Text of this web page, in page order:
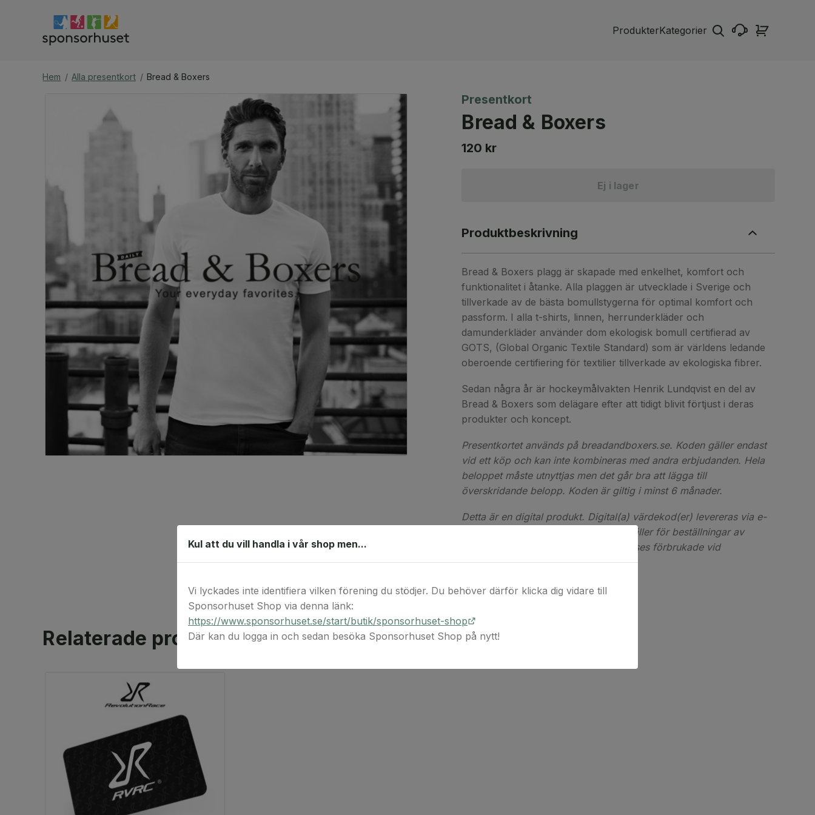
ProdukterKategorier
Hem / Alla presentkort / Bread & Boxers
Presentkort
Bread & Boxers
120 kr
Ej i lager
Produktbeskrivning
Bread & Boxers plagg är skapade med enkelhet, komfort och
funktionalitet i åtanke. Alla plaggen är utvecklade i Sverige och
tillverkade av de bästa bomullstygerna för optimal komfort och
passform. I alla t-shirts, linnen, herrunderkläder och
damunderkläder använder dom ekologisk bomull certifierad av
GOTS, (Global Organic Textile Standard) som är världens ledande
oberoende certifiering för textilier tillverkade av ekologiska fibrer.
Sedan några år är hockeymålvakten Henrik Lundqvist en del av
Bread & Boxers som delägare efter att tidigt blivit förtjust i deras
produkter och koncept.
Presentkortet används på breadandboxers.se. Koden gäller endast
vid ett köp och kan inte kombineras med andra erbjudanden. Hela
beloppet måste utnyttjas men det går bra att lägga till
överskridande belopp. Koden är giltig i minst 6 månader.
Detta är en digital produkt. Digital(a) värdekod(er) levereras via e-
post. Observera att ångerrätten inte gäller för beställningar av
digital(a) värdekod(er) då koderna anses förbrukade vid
köptillfället.
Relaterade produkter
Kul att du vill handla i vår shop men...
Vi lyckades inte identifiera vilken förening du stödjer. Du behöver därför klicka dig vidare till
Sponsorhuset Shop via denna länk:
https://www.sponsorhuset.se/start/butik/sponsorhuset-shop
Där kan du logga in och sedan besöka Sponsorhuset Shop på nytt!